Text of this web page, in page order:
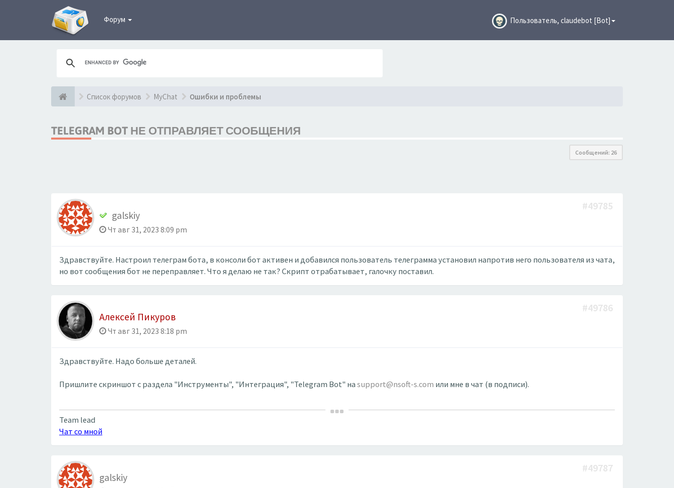
Форум Пользователь, claudebot [Bot]
Список форумов MyChat Ошибки и проблемы
TELEGRAM BOT НЕ ОТПРАВЛЯЕТ СООБЩЕНИЯ
Сообщений: 26
galskiy
Чт авг 31, 2023 8:09 pm
#49785
Здравствуйте. Настроил телеграм бота, в консоли бот активен и добавился пользователь телеграмма установил напротив него пользователя из чата,
но вот сообщения бот не переправляет. Что я делаю не так? Скрипт отрабатывает, галочку поставил.
Алексей Пикуров
Чт авг 31, 2023 8:18 pm
#49786
Здравствуйте. Надо больше деталей.
Пришлите скриншот с раздела "Инструменты", "Интеграция", "Telegram Bot" наsupport@nsoft-s.com или мне в чат (в подписи).
Team lead
Чат со мной
galskiy
#49787